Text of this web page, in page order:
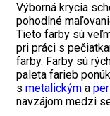
Výborná krycia
pohodlné
Tieto farby sú
pri práci s
farby. Farby sú
paleta farieb
s metalickým a
navzájom medzi